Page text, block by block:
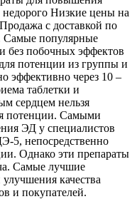
недорого Низкие цены на
с доставкой по
Самые популярные
без побочных эффектов
потенции из группы и
эффективно через 10 –
таблетки и
сердцем нельзя
потенции. Самыми
ЭД у специалистов
5, непосредственно
Однако эти препараты
Самые лучшие
качества
и покупателей.